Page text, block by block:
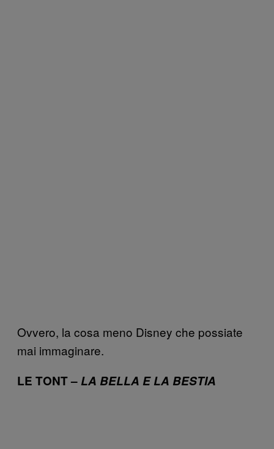
Ovvero, la cosa meno Disney che possiate
mai immaginare.
LE TONT – LA BELLA E LA BESTIA